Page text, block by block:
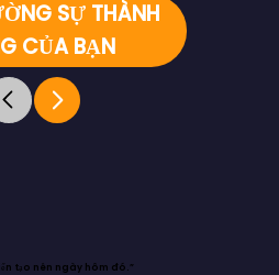
SỰ THÀNH
CỦA BẠN
tạo nên ngày hôm đó.”